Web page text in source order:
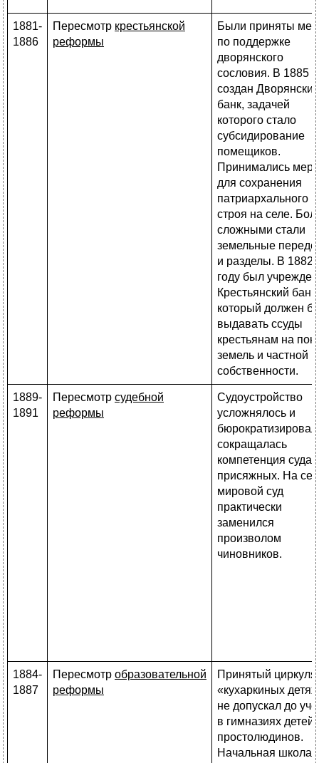
1881-
1886
Пересмотр крестьянской
реформы
Были приняты
по поддержке
дворянского
сословия. В 1885
создан Дворянский
банк, задачей
которого стало
субсидирование
помещиков.
Принимались
для сохранения
патриархального
строя на селе.
сложными стали
земельные
и разделы. В 1882
году был учрежден
Крестьянский банк,
который должен
выдавать ссуды
крестьянам на
земель и частной
собственности.
1889-
1891
Пересмотр судебной
реформы
Судоустройство
усложнялось и
сокращалась
компетенция суда
присяжных. На
мировой суд
практически
заменился
произволом
чиновников.
1884-
1887
Пересмотр образовательной
реформы
Принятый
«кухаркиных
не допускал до
в гимназиях детей
простолюдинов.
Начальная школа